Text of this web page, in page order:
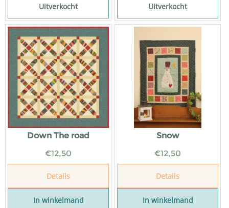
Uitverkocht Uitverkocht
Down The road
€12,50
Details
In winkelmand
Snow
€12,50
Details
In winkelmand